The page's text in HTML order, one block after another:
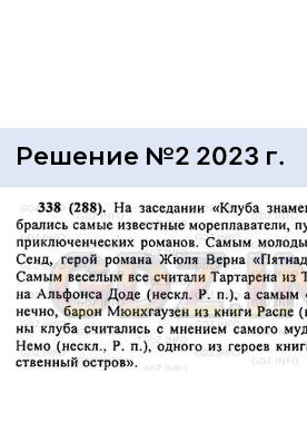
Решение №2 2023 г.